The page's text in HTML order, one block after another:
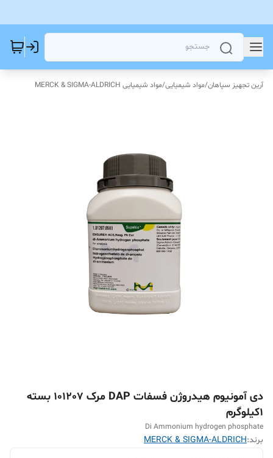
آرین تجهیز سپاهان/مواد شیمیایی/مواد شیمیایی MERCK & SIGMA-ALDRICH
دی آمونیوم هیدروژن فسفات DAP مرک 101207 بسته
1کیلوگرم
Di Ammonium hydrogen phosphate
برند:MERCK & SIGMA-ALDRICH